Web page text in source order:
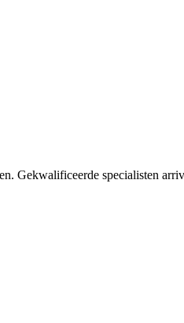
Gekwalificeerde specialisten